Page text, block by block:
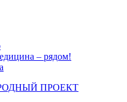
– рядом!
ПРОЕКТ